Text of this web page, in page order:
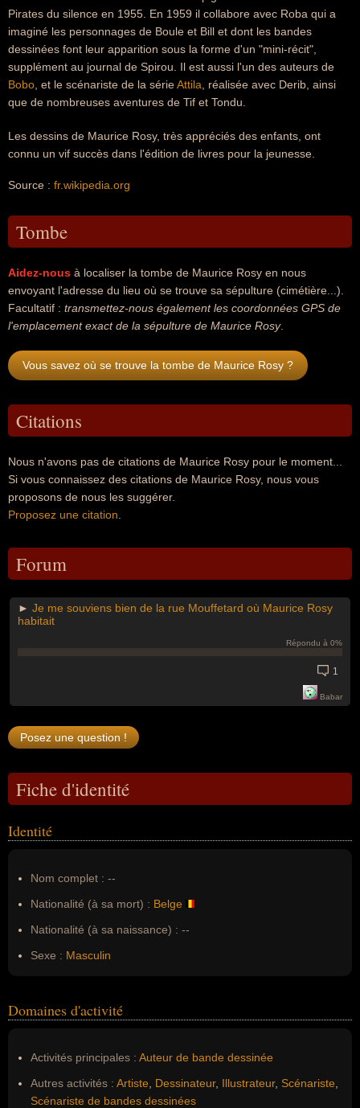
Pirates du silence en 1955. En 1959 il collabore avec Roba qui a
imaginé les personnages de Boule et Bill et dont les bandes
dessinées font leur apparition sous la forme d'un "mini-récit",
supplément au journal de Spirou. Il est aussi l'un des auteurs de
Bobo , et le scénariste de la sérieAttila , réalisée avec Derib, ainsi
que de nombreuses aventures de Tif et Tondu.
Les dessins de Maurice Rosy, très appréciés des enfants, ont
connu un vif succès dans l'édition de livres pour la jeunesse.
Source : fr.wikipedia.org
Tombe
Aidez-nous à localiser la tombe de Maurice Rosy en nous
envoyant l'adresse du lieu où se trouve sa sépulture (cimétière...).
Facultatif : transmettez-nous également les coordonnées GPS de
l'emplacement exact de la sépulture de Maurice Rosy.
Vous savez où se trouve la tombe de Maurice Rosy ?
Citations
Nous n'avons pas de citations de Maurice Rosy pour le moment...
Si vous connaissez des citations de Maurice Rosy, nous vous
proposons de nous les suggérer.
Proposez une citation
Forum
► Je me souviens bien de la rue Mouffetard où Maurice Rosy
habitait
Répondu à 0%
1
Babar
Fiche d'identité
Identité
Nom complet : --
Nationalité (à sa mort) : Belge
Nationalité (à sa naissance) : --
Sexe : Masculin
Domaines d'activité
Activités principales : Auteur de bande dessinée
Autres activités : Artiste Dessinateur, Illustrateur, Scénariste
Scénariste de bandes dessinées